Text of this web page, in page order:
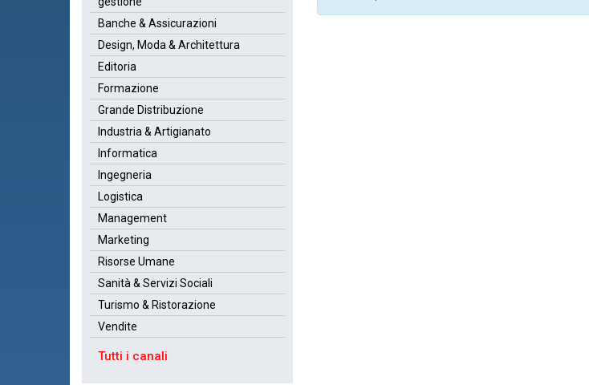
Banche & Assicurazioni
Design, Moda & Architettura
Editoria
Formazione
Grande Distribuzione
Industria & Artigianato
Informatica
Ingegneria
Logistica
Management
Marketing
Risorse Umane
Sanità & Servizi Sociali
Turismo & Ristorazione
Vendite
Tutti i canali